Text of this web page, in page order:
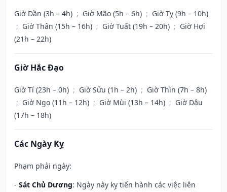
Giờ Dần (3h – 4h) ; Giờ Mão (5h – 6h) ; Giờ Tỵ (9h – 10h)
; Giờ Thân (15h – 16h) ; Giờ Tuất (19h – 20h) ; Giờ Hợi
(21h – 22h)
Giờ Hắc Đạo
Giờ Tí (23h – 0h) ; Giờ Sửu (1h – 2h) ; Giờ Thìn (7h – 8h)
; Giờ Ngọ (11h – 12h) ; Giờ Mùi (13h – 14h) ; Giờ Dậu
(17h – 18h)
Các Ngày Kỵ
Phạm phải ngày:
- Sát Chủ Dương: Ngày này kỵ tiến hành các việc liên